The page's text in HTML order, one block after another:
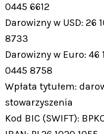
0445 6612
Darowizny w USD: 26
8733
Darowizny w Euro: 46
0445 8758
Wpłata tytułem:
stowarzyszenia
Kod BIC (SWIFT):